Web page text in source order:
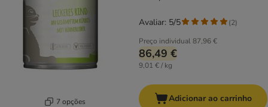
7 opções
Preço individual87,96 €
86,49 €
9,01 € / kg
Avaliar: 5/5 (2)
Adicionar ao carrinho